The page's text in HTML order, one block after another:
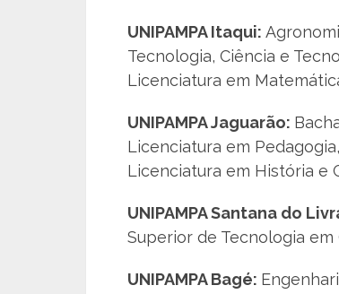
UNIPAMPA Itaqui:
Tecnologia, Ciência e
Licenciatura em
UNIPAMPA Jaguarão:
Licenciatura em
Licenciatura em História e
UNIPAMPA Santana do
Superior de Tecnologia
UNIPAMPA Bagé: